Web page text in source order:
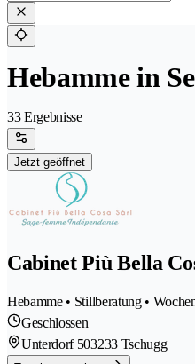
Hebamme in
33 Ergebnisse
Jetzt geöffnet
Cabinet Più Bella
Hebamme • Stillberatung •
Geschlossen
Unterdorf 503233 Tschugg